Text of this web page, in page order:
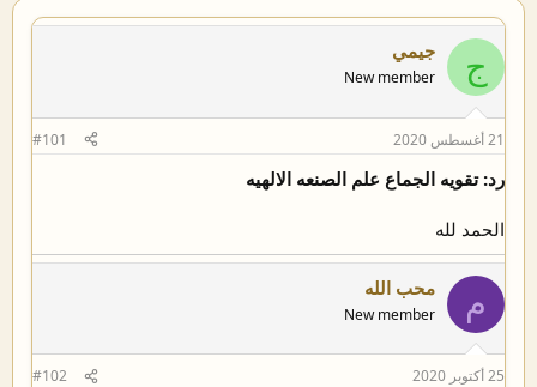
د
ا
ل
و
ض
ع
ر
ب
ج جيمي
New member
21 أغسطس 2020 #101
رد: تقويه الجماع علم الصنعه الالهيه
الحمد لله
م محب الله
New member
25 أكتوبر 2020 #102